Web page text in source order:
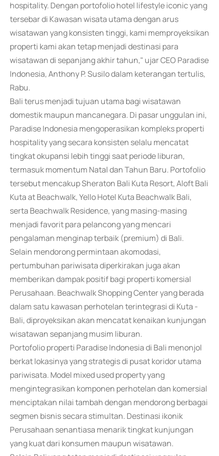
hospitality. Dengan portofolio hotel lifestyle iconic yang
tersebar di Kawasan wisata utama dengan arus
wisatawan yang konsisten tinggi, kami memproyeksikan
properti kami akan tetap menjadi destinasi para
wisatawan di sepanjang akhir tahun," ujar CEO Paradise
Indonesia, Anthony P. Susilo dalam keterangan tertulis,
Rabu.
Bali terus menjadi tujuan utama bagi wisatawan
domestik maupun mancanegara. Di pasar unggulan ini,
Paradise Indonesia mengoperasikan kompleks properti
hospitality yang secara konsisten selalu mencatat
tingkat okupansi lebih tinggi saat periode liburan,
termasuk momentum Natal dan Tahun Baru. Portofolio
tersebut mencakup Sheraton Bali Kuta Resort, Aloft Bali
Kuta at Beachwalk, Yello Hotel Kuta Beachwalk Bali,
serta Beachwalk Residence, yang masing-masing
menjadi favorit para pelancong yang mencari
pengalaman menginap terbaik (premium) di Bali.
Selain mendorong permintaan akomodasi,
pertumbuhan pariwisata diperkirakan juga akan
memberikan dampak positif bagi properti komersial
Perusahaan. Beachwalk Shopping Center yang berada
dalam satu kawasan perhotelan terintegrasi di Kuta -
Bali, diproyeksikan akan mencatat kenaikan kunjungan
wisatawan sepanjang musim liburan.
Portofolio properti Paradise Indonesia di Bali menonjol
berkat lokasinya yang strategis di pusat koridor utama
pariwisata. Model mixed used property yang
mengintegrasikan komponen perhotelan dan komersial
menciptakan nilai tambah dengan mendorong berbagai
segmen bisnis secara stimultan. Destinasi ikonik
Perusahaan senantiasa menarik tingkat kunjungan
yang kuat dari konsumen maupun wisatawan.